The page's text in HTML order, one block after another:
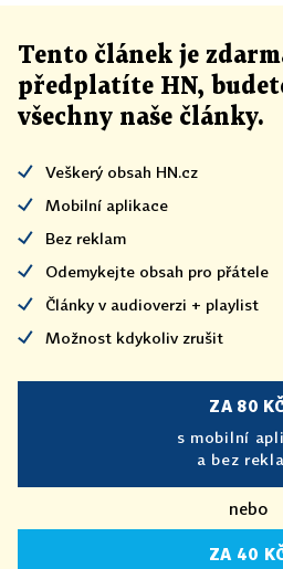
Tento článek je
předplatíte HN,
všechny naše články.
Veškerý obsah HN.cz
Mobilní aplikace
Bez reklam
Odemykejte obsah pro přátele
Články v audioverzi + playlist
Možnost kdykoliv zrušit
ZA 80 KČ
s mobilní
a bez
nebo
ZA 40